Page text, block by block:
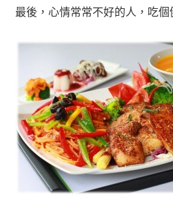
最後，心情常常不好的人，吃個